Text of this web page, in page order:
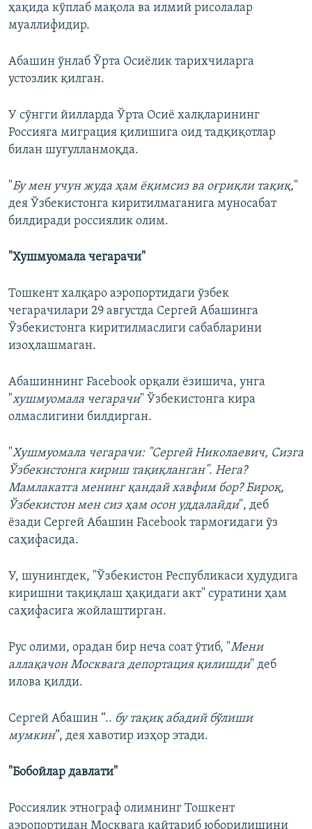
ҳақида кўплаб мақола ва илмий рисолалар
муаллифидир.
Абашин ўнлаб Ўрта Осиёлик тарихчиларга
устозлик қилган.
У сўнгги йилларда Ўрта Осиё халқларининг
Россияга миграция қилишига оид тадқиқотлар
билан шуғулланмоқда.
"Бу мен учун жуда ҳам ёқимсиз ва оғриқли тақиқ,"
дея Ўзбекистонга киритилмаганига муносабат
билдиради россиялик олим.
"Хушмуомала чегарачи"
Тошкент халқаро аэропортидаги ўзбек
чегарачилари 29 августда Сергей Абашинга
Ўзбекистонга киритилмаслиги сабабларини
изоҳлашмаган.
Абашиннинг Facebook орқали ёзишича, унга
"хушмуомала чегарачи" Ўзбекистонга кира
олмаслигини билдирган.
"Хушмуомала чегарачи: "Сергей Николаевич, Сизга
Ўзбекистонга кириш тақиқланган". Нега?
Мамлакатга менинг қандай хавфим бор? Бироқ,
Ўзбекистон мен сиз ҳам осон уддалайди", деб
ёзади Сергей Абашин Facebook тармоғидаги ўз
саҳифасида.
У, шунингдек, "Ўзбекистон Республикаси ҳудудига
киришни тақиқлаш ҳақидаги акт" суратини ҳам
саҳифасига жойлаштирган.
Рус олими, орадан бир неча соат ўтиб, "Мени
аллақачон Москвага депортация қилишди" деб
илова қилди.
Сергей Абашин “.. бу тақиқ абадий бўлиши
мумкин”, дея хавотир изҳор этади.
"Бобойлар давлати"
Россиялик этнограф олимнинг Тошкент
аэропортидан Москвага қайтариб юборилишини